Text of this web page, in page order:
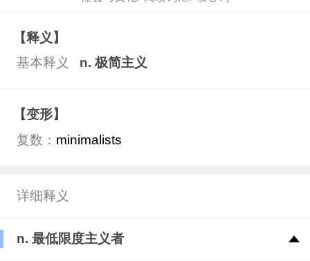
【释义】
基本释义
n. 极简主义
【变形】
复数： minimalists
详细释义
n. 最低限度主义者